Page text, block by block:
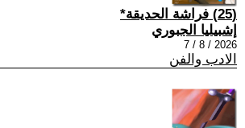
(25) فراشة الحديقة*
إشبيليا الجبوري
2026 / 8 / 7
الادب والفن